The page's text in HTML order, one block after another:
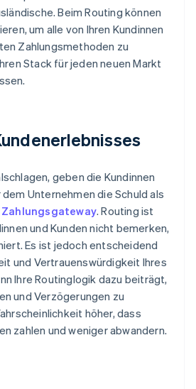
Beim Routing können
um alle von Ihren Kundinnen
Zahlungsmethoden zu
Stack für jeden neuen Markt
geben die Kundinnen
Unternehmen die Schuld als
Zahlungsgateway. Routing ist
und Kunden nicht bemerken,
Es ist jedoch entscheidend
und Vertrauenswürdigkeit Ihres
Ihre Routinglogik dazu beiträgt,
und Verzögerungen zu
höher, dass
zahlen und weniger abwandern.